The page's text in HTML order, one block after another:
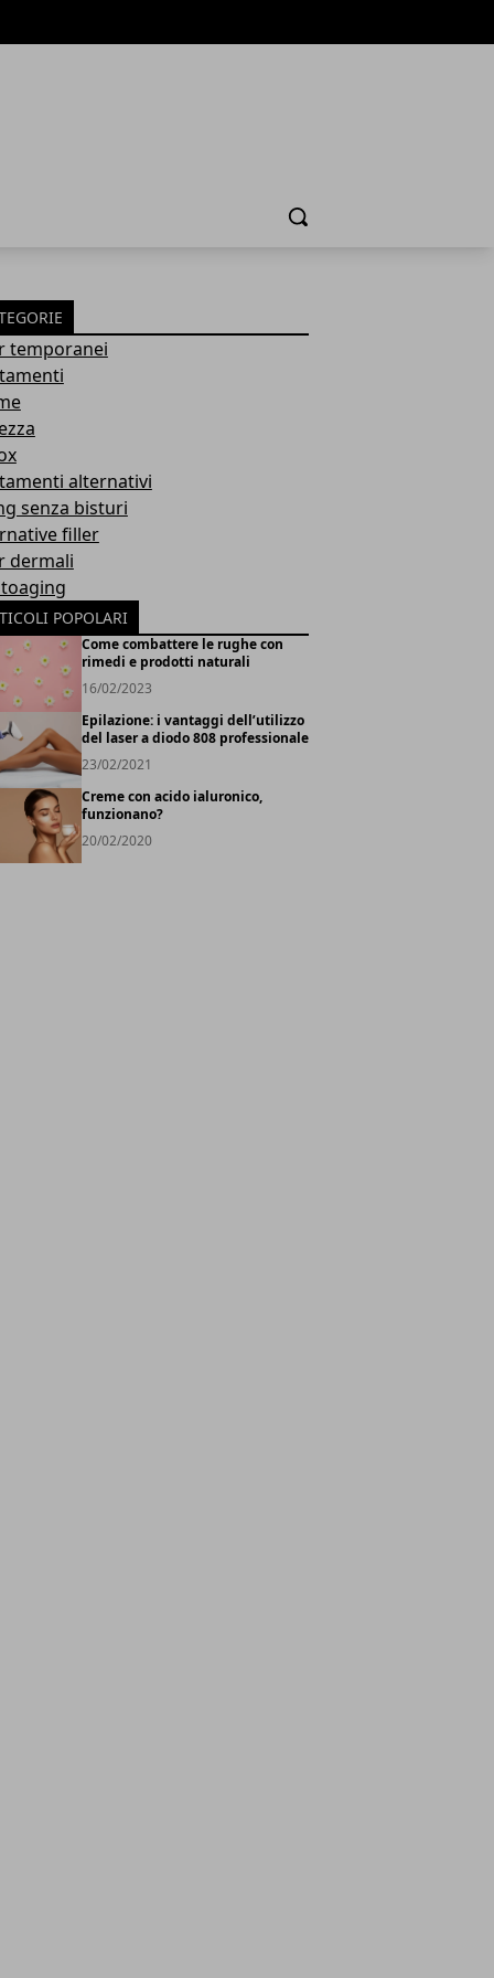
Cerca
temporanei
alternativi
senza bisturi
filler
dermali
POPOLARI
Come combattere le rughe con
rimedi e prodotti naturali
16/02/2023
Epilazione: i vantaggi dell’utilizzo
del laser a diodo 808 professionale
23/02/2021
Creme con acido ialuronico,
funzionano?
20/02/2020